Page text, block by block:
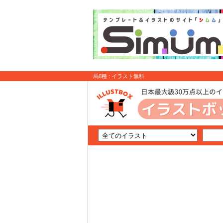
馬6種 : イラスト無料